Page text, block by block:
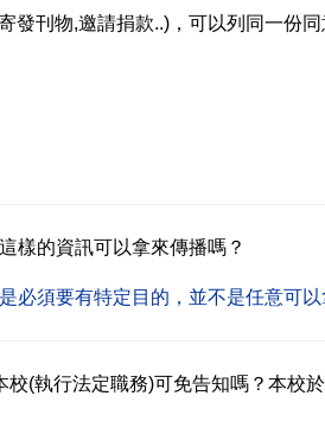
刊物,邀請捐款..)，可以列同一份
樣的資訊可以拿來傳播嗎？
須要有特定目的，並不是任意可以
(執行法定職務)可免告知嗎？本校